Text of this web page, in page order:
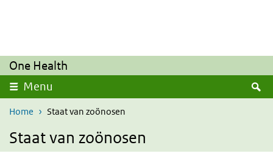
One Health
Menu
Home Staat van zoönosen
Staat van zoönosen